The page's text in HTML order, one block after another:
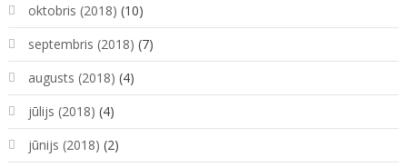
oktobris (2018) (10)
septembris (2018) (7)
augusts (2018) (4)
jūlijs (2018) (4)
jūnijs (2018) (2)